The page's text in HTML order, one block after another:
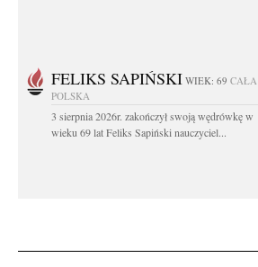
FELIKS SAPIŃSKI WIEK: 69 CAŁA
POLSKA
3 sierpnia 2026r. zakończył swoją wędrówkę w
wieku 69 lat Feliks Sapiński nauczyciel...